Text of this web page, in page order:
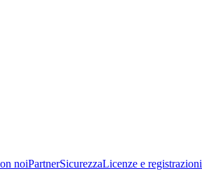
noiPartnerSicurezzaLicenze e registrazioni